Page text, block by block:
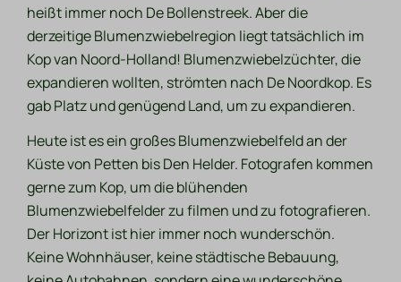
heißt immer noch De Bollenstreek. Aber die
derzeitige Blumenzwiebelregion liegt tatsächlich im
Kop van Noord-Holland! Blumenzwiebelzüchter, die
expandieren wollten, strömten nach De Noordkop. Es
gab Platz und genügend Land, um zu expandieren.
Heute ist es ein großes Blumenzwiebelfeld an der
Küste von Petten bis Den Helder. Fotografen kommen
gerne zum Kop, um die blühenden
Blumenzwiebelfelder zu filmen und zu fotografieren.
Der Horizont ist hier immer noch wunderschön.
Keine Wohnhäuser, keine städtische Bebauung,